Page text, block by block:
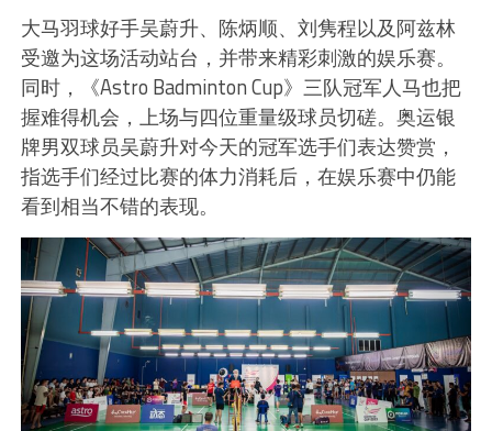
大马羽球好手吴蔚升、陈炳顺、刘隽程以及阿兹林
受邀为这场活动站台，并带来精彩刺激的娱乐赛。
同时，《Astro Badminton Cup》三队冠军人马也把
握难得机会，上场与四位重量级球员切磋。奥运银
牌男双球员吴蔚升对今天的冠军选手们表达赞赏，
指选手们经过比赛的体力消耗后，在娱乐赛中仍能
看到相当不错的表现。